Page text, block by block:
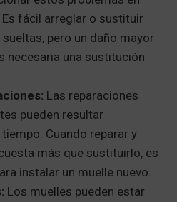
fácil arreglar o sustituir
pero un daño mayor
necesaria una sustitución
Las reparaciones
pueden resultar
Cuando reparar y
más que sustituirlo, es
instalar un muelle nuevo.
Los muelles pueden estar